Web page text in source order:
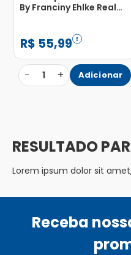
By Franciny Ehlke Real
R$ 55,99
− 1 + Adicionar
Lorem ipsum dolor sit
Receba